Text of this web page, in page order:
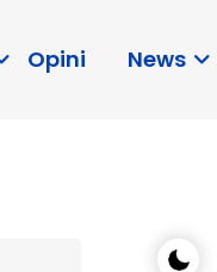
Opini News